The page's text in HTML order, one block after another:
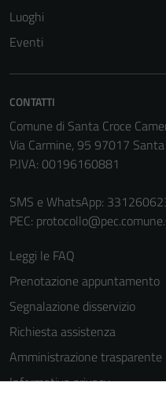
Luoghi
Eventi
CONTATTI
Comune di Santa Croce
Via Carmine, 95 97017
P.IVA: 00196160881
SMS e WhatsApp:
PEC:
Leggi le FAQ
Prenotazione appuntamento
Segnalazione disservizio
Richiesta assistenza
Amministrazione trasparente
Informativa privacy